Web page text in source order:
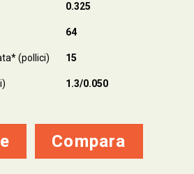
0.325
64
(pollici) 15
1.3/0.050
Compara